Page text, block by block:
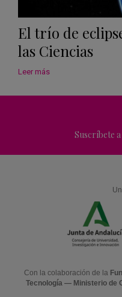
El trío de
las Ciencias
Leer más
Suscríbete
Con la colaboración de la
Tecnología — Ministerio de